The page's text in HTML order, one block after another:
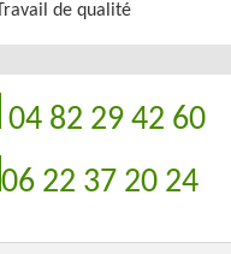
Travail de qualité
04 82 29 42 60
06 22 37 20 24